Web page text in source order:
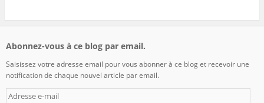
Abonnez-vous à ce blog par email.
Saisissez votre adresse email pour vous abonner à ce blog et recevoir une
notification de chaque nouvel article par email.
Adresse